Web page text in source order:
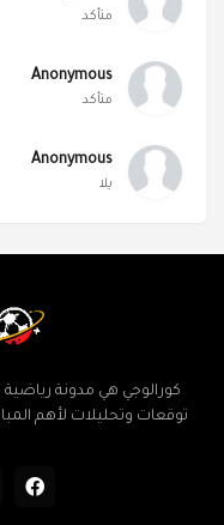
متأكد
Anonymous
متأكد
Anonymous
يلا
كورالوجي هي مدونة
توقعات وتحليلات لأهم